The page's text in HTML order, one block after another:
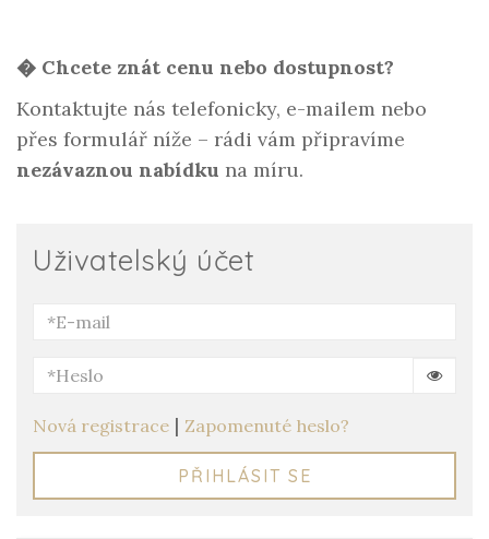
Uživatelský účet
Nová registrace | Zapomenuté heslo?
PŘIHLÁSIT SE
� Chcete znát cenu nebo dostupnost?
Kontaktujte nás telefonicky, e-mailem nebo
přes formulář níže – rádi vám připravíme
nezávaznou nabídku na míru.